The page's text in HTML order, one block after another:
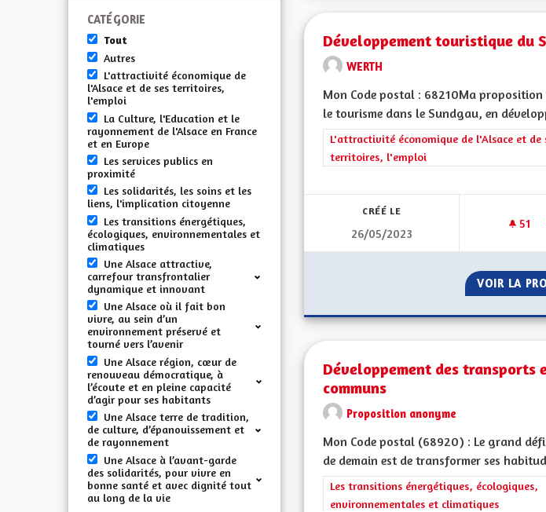
CATÉGORIE
Tout
Autres
L'attractivité économique de
l'Alsace et de ses territoires,
l'emploi
La Culture, l'Education et le
rayonnement de l'Alsace en France
et en Europe
Les services publics en
proximité
Les solidarités, les soins et les
liens, l'implication citoyenne
Les transitions énergétiques,
écologiques, environnementales et
climatiques
Une Alsace attractive,
carrefour transfrontalier
dynamique et innovant
Une Alsace où il fait bon
vivre, au sein d’un
environnement préservé et
tourné vers l’avenir
Une Alsace région, cœur de
renouveau démocratique, à
l’écoute et en pleine capacité
d’agir pour ses habitants
Une Alsace terre de tradition,
de culture, d’épanouissement et
de rayonnement
Une Alsace à l’avant-garde
des solidarités, pour vivre en
bonne santé et avec dignité tout
au long de la vie
Développement touristique du
WERTH
Mon Code postal : 68210Ma proposition
le tourisme dans le Sundgau, en
Filtrer les résultats de la catégorie :
L'attractivité économique de l'Alsace et de
territoires, l'emploi
CRÉÉ LE
26/05/2023
51
VOIR LA
Développement des transports
communs
Proposition anonyme
Mon Code postal (68920) : Le grand défi
de demain est de transformer ses
Filtrer les résultats de la catégorie : Les
Les transitions énergétiques, écologiques,
environnementales et climatiques